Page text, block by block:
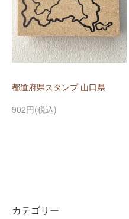
都道府県スタンプ 山口県
902円(税込)
カテゴリー